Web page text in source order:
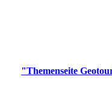
"Themenseite